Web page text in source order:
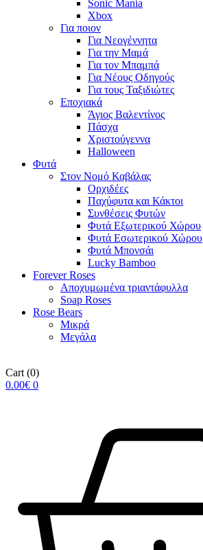
Sonic Mania
Xbox
Για ποιον
Για Νεογέννητα
Για την Μαμά
Για τον Μπαμπά
Για Νέους Οδηγούς
Για τους Ταξιδιώτες
Εποχιακά
Άγιος Βαλεντίνος
Πάσχα
Χριστούγεννα
Halloween
Φυτά
Στον Νομό Καβάλας
Ορχιδέες
Παχύφυτα και Κάκτοι
Συνθέσεις Φυτών
Φυτά Εξωτερικού Χώρου
Φυτά Εσωτερικού Χώρου
Φυτά Μπονσάι
Lucky Bamboo
Forever Roses
Αποχυμωμένα τριαντάφυλλα
Soap Roses
Rose Βears
Μικρά
Μεγάλα
Cart (0)
0.00€ 0